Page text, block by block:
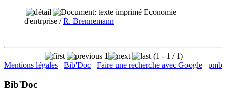
Economie
d'entrprise /R. Brennemann
1
(1 - 1 / 1)
Mentions légales
Bib'Doc Faire une recherche avec Google pmb
Bib'Doc